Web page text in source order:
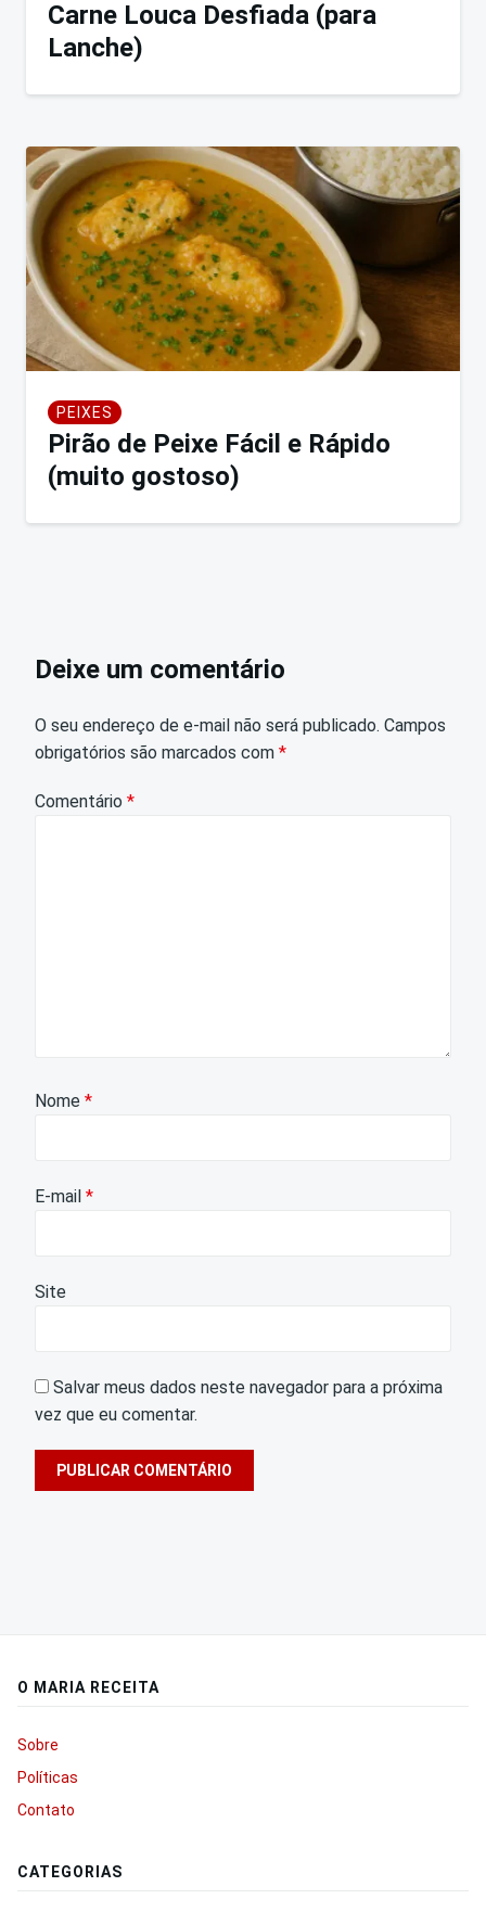
Carne Louca Desfiada (para
Lanche)
PEIXES
Pirão de Peixe Fácil e Rápido
(muito gostoso)
Deixe um comentário
O seu endereço de e-mail não será publicado. Campos
obrigatórios são marcados com *
Comentário *
Nome *
E-mail *
Site
Salvar meus dados neste navegador para a próxima
vez que eu comentar.
O MARIA RECEITA
Sobre
Políticas
Contato
CATEGORIAS